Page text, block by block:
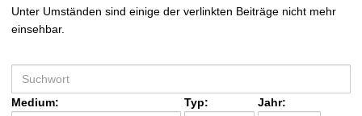
f
e
Unter Umständen sind einige der verlinkten Beiträge nicht mehr
einsehbar.
u
c
Medium: Typ: Jahr: